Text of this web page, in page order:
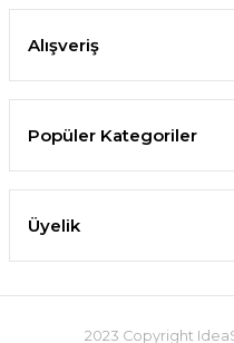
Alışveriş
Popüler Kategoriler
Üyelik
2023 Copyright